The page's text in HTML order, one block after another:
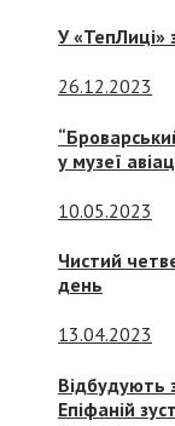
У «ТепЛиці»
26.12.2023
у музеї
10.05.2023
Чистий
день
13.04.2023
Відбудують
Епіфаній